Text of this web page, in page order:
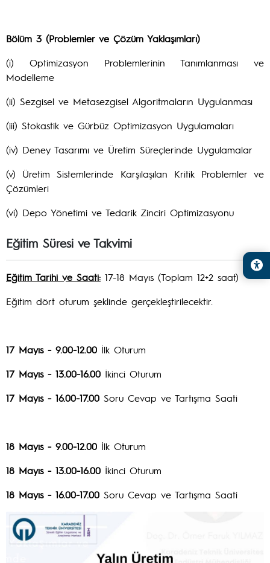
Bölüm 3 (Problemler ve Çözüm Yaklaşımları)
(i) Optimizasyon Problemlerinin Tanımlanması ve
Modelleme
(ii) Sezgisel ve Metasezgisel Algoritmaların Uygulanması
(iii) Stokastik ve Gürbüz Optimizasyon Uygulamaları
(iv) Deney Tasarımı ve Üretim Süreçlerinde Uygulamalar
(v) Üretim Sistemlerinde Karşılaşılan Kritik Problemler ve
Çözümleri
(vi) Depo Yönetimi ve Tedarik Zinciri Optimizasyonu
Eğitim Süresi ve Takvimi
Eğitim Tarihi ve Saati: 17-18 Mayıs (Toplam 12+2 saat)
Eğitim dört oturum şeklinde gerçekleştirilecektir.
17 Mayıs - 9.00-12.00 İlk Oturum
17 Mayıs - 13.00-16.00 İkinci Oturum
17 Mayıs - 16.00-17.00 Soru Cevap ve Tartışma Saati
18 Mayıs - 9.00-12.00 İlk Oturum
18 Mayıs - 13.00-16.00 İkinci Oturum
18 Mayıs - 16.00-17.00 Soru Cevap ve Tartışma Saati